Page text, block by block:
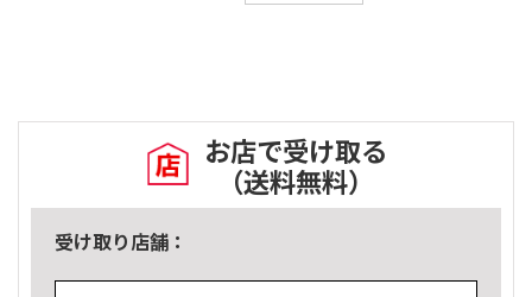
お店で受け取る
（送料無料）
受け取り店舗：